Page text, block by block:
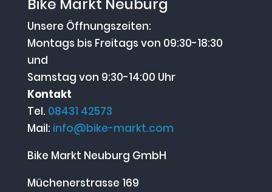
Bike Markt Neuburg
Unsere Öffnungszeiten:
Montags bis Freitags von 09:30-18:30
und
Samstag von 9:30-14:00 Uhr
Kontakt
Tel. 08431 42573
Mail: info@bike-markt.com
Bike Markt Neuburg GmbH
Müchenerstrasse 169